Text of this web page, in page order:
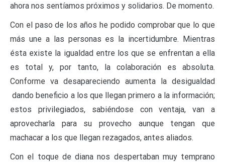
ahora nos sentíamos próximos y solidarios. De momento.
Con el paso de los años he podido comprobar que lo que
más une a las personas es la incertidumbre. Mientras
ésta existe la igualdad entre los que se enfrentan a ella
es total y, por tanto, la colaboración es absoluta.
Conforme va desapareciendo aumenta la desigualdad
dando beneficio a los que llegan primero a la información;
estos privilegiados, sabiéndose con ventaja, van a
aprovecharla para su provecho aunque tengan que
machacar a los que llegan rezagados, antes aliados.
Con el toque de diana nos despertaban muy temprano